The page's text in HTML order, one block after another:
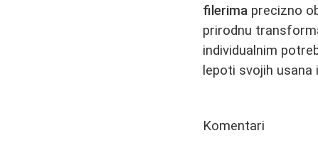
filerima precizno
prirodnu
individualnim
lepoti svojih
Komentari